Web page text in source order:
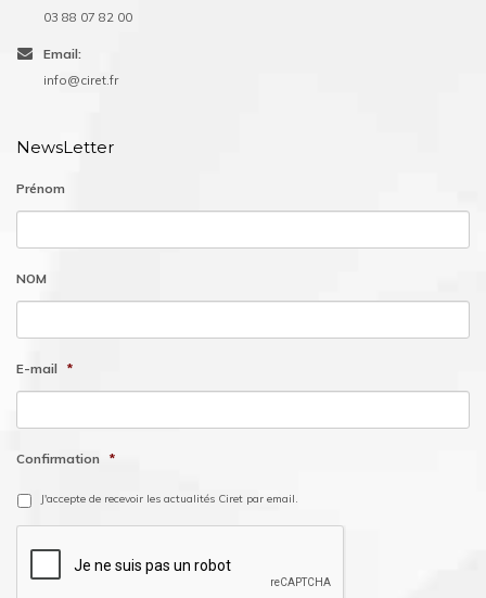
03 88 07 82 00
Email:
info@ciret.fr
NewsLetter
Prénom
NOM
E-mail *
Confirmation *
J'accepte de recevoir les actualités Ciret par email.